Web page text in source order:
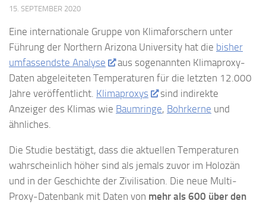
15. SEPTEMBER 2020
Eine internationale Gruppe von Klimaforschern unter
Führung der Northern Arizona University hat die bisher
umfassendste Analyse
aus sogenannten Klimaproxy-
Daten abgeleiteten Temperaturen für die letzten 12.000
Jahre veröffentlicht. Klimaproxys
sind indirekte
Anzeiger des Klimas wie Baumringe, Bohrkerne und
ähnliches.
Die Studie bestätigt, dass die aktuellen Temperaturen
wahrscheinlich höher sind als jemals zuvor im Holozän
und in der Geschichte der Zivilisation. Die neue Multi-
Proxy-Datenbank mit Daten von mehr als 600 über den